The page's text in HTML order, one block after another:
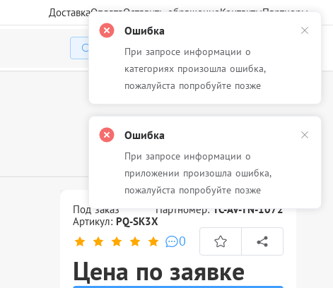
ДоставкаОплатаОставить обращениеКонтактыПартнеры
Избранное Корзина
Под заказ Партномер: TC-AV-TN-1072
Артикул: PQ-SK3X
0
Цена по заявке
Ошибка
При запросе информации о
категориях произошла ошибка,
пожалуйста попробуйте позже
Ошибка
При запросе информации о
приложении произошла ошибка,
пожалуйста попробуйте позже